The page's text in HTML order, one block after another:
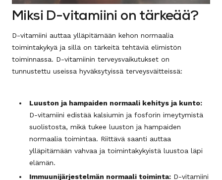
Miksi D-vitamiini on tärkeää?
D-vitamiini auttaa ylläpitämään kehon normaalia
toimintakykyä ja sillä on tärkeitä tehtäviä elimistön
toiminnassa. D-vitamiinin terveysvaikutukset on
tunnustettu useissa hyväksytyissä terveysväitteissä:
Luuston ja hampaiden normaali kehitys ja kunto:
D-vitamiini edistää kalsiumin ja fosforin imeytymistä
suolistosta, mikä tukee luuston ja hampaiden
normaalia toimintaa. Riittävä saanti auttaa
ylläpitämään vahvaa ja toimintakykyistä luustoa läpi
elämän.
Immuunijärjestelmän normaali toiminta:D-vitamiini